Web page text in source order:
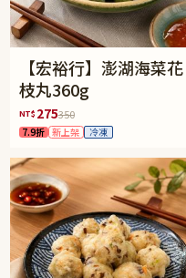
【宏裕行】澎湖海菜花
枝丸360g
NT$ 275350
7.9折 新上架 冷凍